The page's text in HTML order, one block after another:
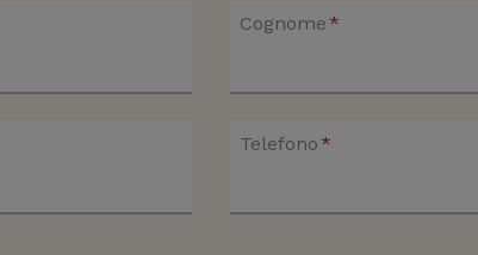
Cognome *
Telefono *